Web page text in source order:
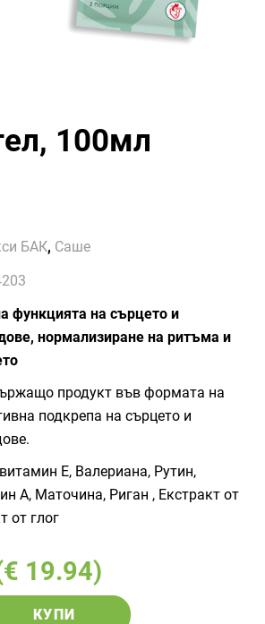
100мл
БАК, Саше
функцията на сърцето и
нормализиране на ритъма и
продукт във формата на
подкрепа на сърцето и
Е, Валериана, Рутин,
А, Маточина, Риган , Екстракт от
от глог
19.94)
КУПИ